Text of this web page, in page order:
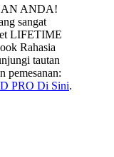
ANDA!
sangat
LIFETIME
Rahasia
tautan
pemesanan:
PRO Di Sini.